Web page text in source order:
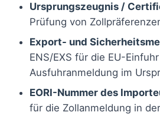
Ursprungszeugnis /
Prüfung von
Export- und
ENS/EXS für die EU-
Ausfuhranmeldung im
EORI-Nummer des
für die Zollanmeldung in